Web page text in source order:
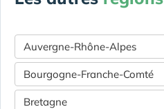
Auvergne-Rhône-Alpes
Bourgogne-Franche-Comté
Bretagne